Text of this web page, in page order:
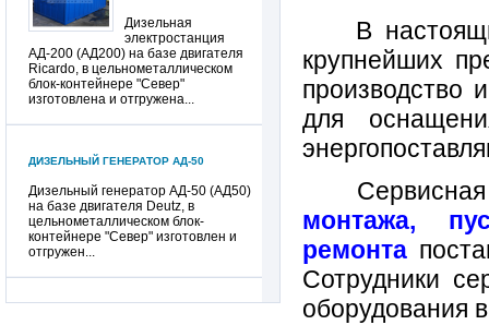
Дизельная
электростанция
АД-200 (АД200) на базе двигателя
Ricardo, в цельнометаллическом
блок-контейнере "Север"
изготовлена и отгружена...
ДИЗЕЛЬНЫЙ ГЕНЕРАТОР АД-50
Дизельный генератор АД-50 (АД50)
на базе двигателя Deutz, в
цельнометаллическом блок-
контейнере "Север" изготовлен и
отгружен...
В
крупнейших
производство
для
Сервисная
монтажа,
ремонта
Сотрудники
оборудования